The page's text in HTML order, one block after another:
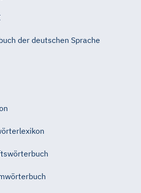
der deutschen Sprache